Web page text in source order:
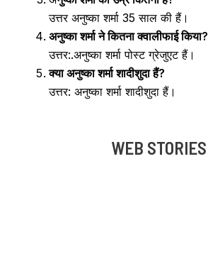
उत्तर अनुष्का शर्मा 35 साल की हैं।
अनुष्का शर्मा ने कितना क्वालीफाई किया?
उत्तर:.अनुष्का शर्मा पोस्ट ग्रेजुएट हैं।
क्या अनुष्का शर्मा शादीशुदा हैं?
उत्तर: अनुष्का शर्मा शादीशुदा हैं।
WEB STORIES